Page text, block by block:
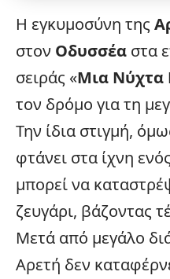
Η εγκυμοσύνη της
στον Οδυσσέα στα
σειράς «Μια Νύχτα
τον δρόμο για τη
Την ίδια στιγμή,
φτάνει στα ίχνη
μπορεί να
ζευγάρι, βάζοντας
Μετά από μεγάλο
Αρετή δεν